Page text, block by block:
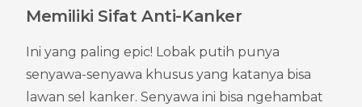
Memiliki Sifat Anti-Kanker
Ini yang paling epic! Lobak putih punya
senyawa-senyawa khusus yang katanya bisa
lawan sel kanker. Senyawa ini bisa ngehambat